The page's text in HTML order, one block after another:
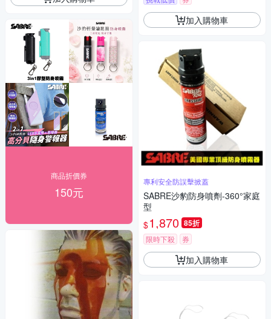
商品折價券
150元
加入購物車
專利安全防誤擊掀蓋
SABRE沙豹防身噴劑-360°家庭
型
$1,870 85折
限時下殺 券
加入購物車